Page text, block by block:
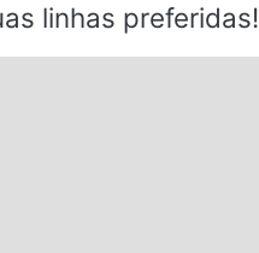
linhas preferidas!